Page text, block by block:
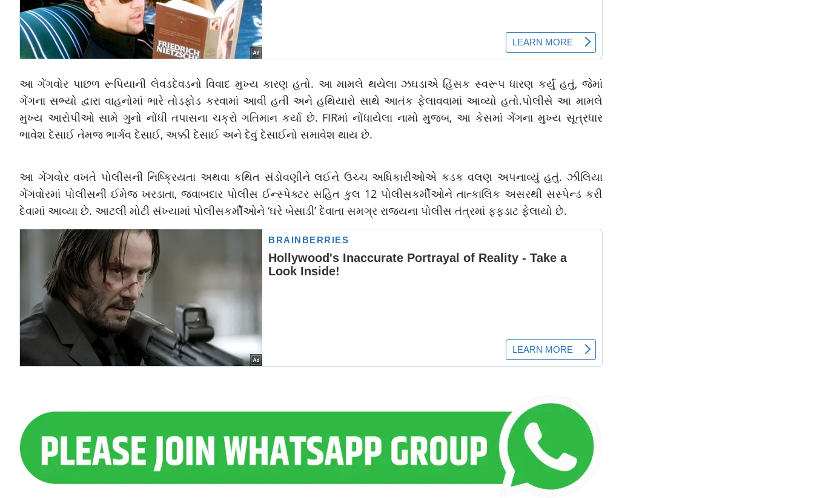
આ ગેંગવોર પાછળ રૂપિયાની લેવડદેવડનો વિવાદ મુખ્ય કારણ હતો. આ મામલે થયેલા ઝઘડાએ હિંસક સ્વરૂપ ધારણ કર્યું હતું, જેમાં
ગેંગના સભ્યો દ્વારા વાહનોમાં ભારે તોડફોડ કરવામાં આવી હતી અને હથિયારો સાથે આતંક ફેલાવવામાં આવ્યો હતો.પોલીસે આ મામલે
મુખ્ય આરોપીઓ સામે ગુનો નોંધી તપાસના ચક્રો ગતિમાન કર્યા છે. FIRમાં નોંધાયેલા નામો મુજબ, આ કેસમાં ગેંગના મુખ્ય સૂત્રધાર
ભાવેશ દેસાઈ તેમજ ભાર્ગવ દેસાઈ, અક્કી દેસાઈ અને દેવું દેસાઈનો સમાવેશ થાય છે.
આ ગેંગવોર વખતે પોલીસની નિષ્ક્રિયતા અથવા કથિત સંડોવણીને લઈને ઉચ્ચ અધિકારીઓએ કડક વલણ અપનાવ્યું હતું. ઝીલિયા
ગેંગવોરમાં પોલીસની ઈમેજ ખરડાતા, જવાબદાર પોલીસ ઈન્સ્પેક્ટર સહિત કુલ 12 પોલીસકર્મીઓને તાત્કાલિક અસરથી સસ્પેન્ડ કરી
દેવામાં આવ્યા છે. આટલી મોટી સંખ્યામાં પોલીસકર્મીઓને ‘ઘરે બેસાડી’ દેવાતા સમગ્ર રાજ્યના પોલીસ તંત્રમાં ફફડાટ ફેલાયો છે.